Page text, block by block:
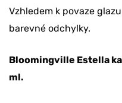
Vzhledem k povaze
barevné odchylky.
Bloomingville Estella
ml.